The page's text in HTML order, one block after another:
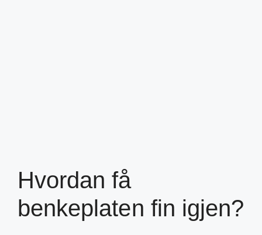
Hvordan få
benkeplaten fin igjen?